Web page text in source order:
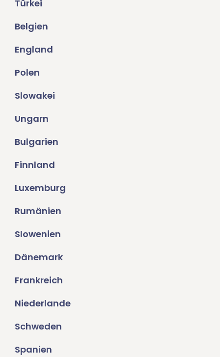
Türkei
Belgien
England
Polen
Slowakei
Ungarn
Bulgarien
Finnland
Luxemburg
Rumänien
Slowenien
Dänemark
Frankreich
Niederlande
Schweden
Spanien